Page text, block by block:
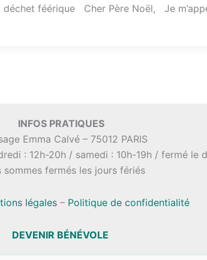
féérique Cher Père Noël, Je
INFOS PRATIQUES
Emma Calvé – 75012 PARIS
: 12h-20h / samedi : 10h-19h / fermé le
sommes fermés les jours fériés
légales– Politique de confidentialité
DEVENIR BÉNÉVOLE